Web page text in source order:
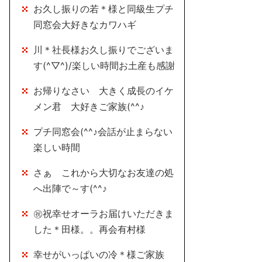
お久し振りの若＊様と同級生プチ
同窓会大好きなカワハギ
川＊社長様お久し振りでございま
す(^▽^)/楽しい時間お土産も感謝
お帰りなさい 大きく成長のイケ
メン君 大好きご家族(^^♪
プチ同窓会(^^♪会話が止まらない
楽しい時間
さぁ これから大切なお友達の処
へ出陣で～す(^^♪
㊗祝幸せオーラお届けいただきま
した＊田様。。再会有村様
幸せがいっぱいの冷＊様ご家族